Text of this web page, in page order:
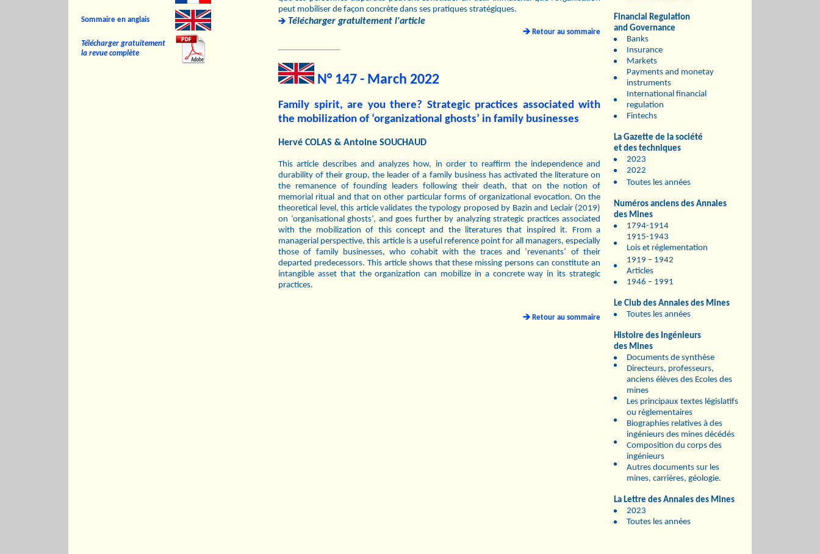
Financial Regulation
and Governance
Banks
Insurance
Markets
Payments and monetay
instruments
International financial
regulation
Fintechs
La Gazette de la société
et des techniques
2023
2022
Toutes les années
Numéros anciens des Annales
des Mines
1794-1914
1915-1943
Lois et réglementation
1919 – 1942
Articles
1946 – 1991
Le Club des Annales des Mines
Toutes les années
Histoire des Ingénieurs
des Mines
Documents de synthèse
Directeurs, professeurs,
anciens élèves des Ecoles des
mines
Les principaux textes législatifs
ou règlementaires
Biographies relatives à des
ingénieurs des mines décédés
Composition du corps des
ingénieurs
Autres documents sur les
mines, carrières, géologie.
La Lettre des Annales des Mines
2023
Toutes les années
Sommaire en anglais
Télécharger gratuitement
la revue complète
peut mobiliser de façon concrète dans ses pratiques stratégiques.
Télécharger gratuitement l'article
Retour au sommaire
N° 147 - March 2022
Family spirit, are you there? Strategic practices associated with
the mobilization of ‘organizational ghosts’ in family businesses
Hervé COLAS & Antoine SOUCHAUD
This article describes and analyzes how, in order to reaffirm the independence and
durability of their group, the leader of a family business has activated the literature on
the remanence of founding leaders following their death, that on the notion of
memorial ritual and that on other particular forms of organizational evocation. On the
theoretical level, this article validates the typology proposed by Bazin and Leclair (2019)
on ‘organisational ghosts’, and goes further by analyzing strategic practices associated
with the mobilization of this concept and the literatures that inspired it. From a
managerial perspective, this article is a useful reference point for all managers, especially
those of family businesses, who cohabit with the traces and ‘revenants’ of their
departed predecessors. This article shows that these missing persons can constitute an
intangible asset that the organization can mobilize in a concrete way in its strategic
practices.
Retour au sommaire